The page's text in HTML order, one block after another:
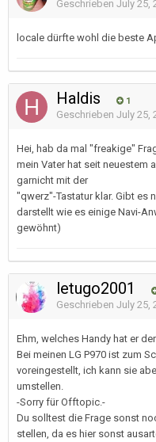
Geschrieben July 25,
locale dürfte wohl die beste
Haldis 1
Geschrieben July 25,
Hei, hab da mal "freakige"
mein Vater hat seit neuestem
garnicht mit der
"qwerz"-Tastatur klar. Gibt es
darstellt wie es einige Navi-
gewöhnt)
letugo2001
Geschrieben July 25,
Ehm, welches Handy hat er
Bei meinen LG P970 ist zum
voreingestellt, ich kann sie
umstellen.
-Sorry für Offtopic.-
Du solltest die Frage sonst
stellen, da es hier sonst